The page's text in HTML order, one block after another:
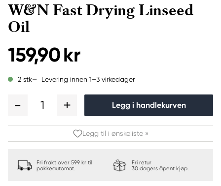
W&N Fast Drying Linseed
Oil
159,90 kr
2 stk Levering innen 1–3 virkedager
1 Legg i handlekurven
Legg til i ønskeliste »
Fri frakt over 599 kr til
pakkeautomat.
Fri retur
30 dagers åpent kjøp.